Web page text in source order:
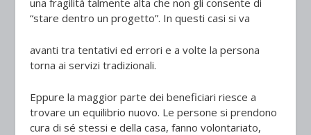
una fragilità talmente alta che non gli consente di
“stare dentro un progetto”. In questi casi si va
avanti tra tentativi ed errori e a volte la persona
torna ai servizi tradizionali.
Eppure la maggior parte dei beneficiari riesce a
trovare un equilibrio nuovo. Le persone si prendono
cura di sé stessi e della casa, fanno volontariato,